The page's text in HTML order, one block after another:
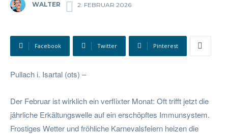
WALTER 2. FEBRUAR 2026
Facebook Twitter Pinterest
Pullach i. Isartal (ots) –
Der Februar ist wirklich ein verflixter Monat: Oft trifft jetzt die
jährliche Erkältungswelle auf ein erschöpftes Immunsystem.
Frostiges Wetter und fröhliche Karnevalsfeiern heizen die